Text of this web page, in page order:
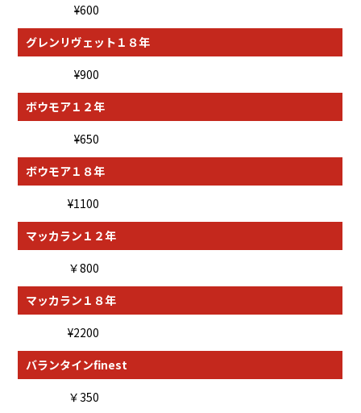
¥600
グレンリヴェット１８年
¥900
ボウモア１２年
¥650
ボウモア１８年
¥1100
マッカラン１２年
￥800
マッカラン１８年
¥2200
バランタインfinest
￥350